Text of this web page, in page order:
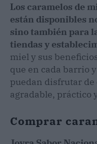
Los caramelos de
están disponibles
sino también para
tiendas y
miel y sus
que en cada barrio
puedan disfrutar
agradable, práctico
Comprar